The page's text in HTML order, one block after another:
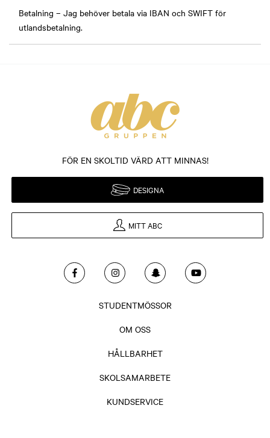
Betalning – Jag behöver betala via IBAN och SWIFT för
utlandsbetalning.
STUDENTMÖSSOR
OM OSS
HÅLLBARHET
SKOLSAMARBETE
KUNDSERVICE
FÖR EN SKOLTID VÄRD ATT MINNAS!
DESIGNA
MITT ABC